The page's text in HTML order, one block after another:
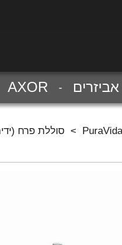
אביזרים AXOR
> סוללת פרח